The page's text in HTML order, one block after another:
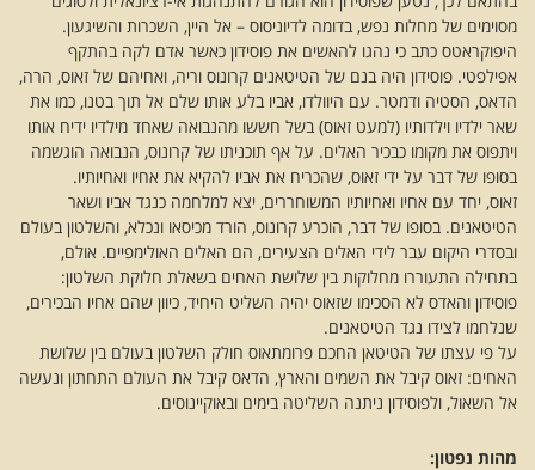
מסוימים של מחלות נפש, בדומה לדיוניסוס – אל היין, השכרות והשיגעון.
היפוקראטס כתב כי נהגו להאשים את פוסידון כאשר אדם לקה בהתקף
אפילפטי. פוסידון היה בנם של הטיטאנים קרונוס וריה, ואחיהם של זאוס, הרה,
הדאס, הסטיה ודמטר. עם היוולדו, אביו בלע אותו שלם אל תוך בטנו, כמו את
שאר ילדיו וילדותיו (למעט זאוס) בשל חששו מהנבואה שאחד מילדיו ידיח אותו
ויתפוס את מקומו כבכיר האלים. על אף תוכניתו של קרונוס, הנבואה הוגשמה
בסופו של דבר על ידי זאוס, שהכריח את אביו להקיא את אחיו ואחיותיו.
זאוס, יחד עם אחיו ואחיותיו המשוחררים, יצא למלחמה כנגד אביו ושאר
הטיטאנים. בסופו של דבר, הוכרע קרונוס, הורד מכיסאו ונכלא, והשלטון בעולם
ובסדרי היקום עבר לידי האלים הצעירים, הם האלים האולימפיים. אולם,
בתחילה התעוררו מחלוקות בין שלושת האחים בשאלת חלוקת השלטון:
פוסידון והאדס לא הסכימו שזאוס יהיה השליט היחיד, כיוון שהם אחיו הבכירים,
שנלחמו לצידו נגד הטיטאנים.
על פי עצתו של הטיטאן החכם פרומתאוס חולק השלטון בעולם בין שלושת
האחים: זאוס קיבל את השמים והארץ, הדאס קיבל את העולם התחתון ונעשה
אל השאול, ולפוסידון ניתנה השליטה בימים ובאוקיינוסים.
מהות נפטון: